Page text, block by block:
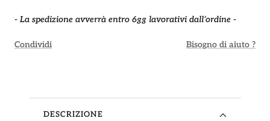
- La spedizione avverrà entro 6gg lavorativi dall’ordine -
Condividi Bisogno di aiuto ?
DESCRIZIONE